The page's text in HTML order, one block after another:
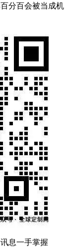
分百会被当成机
息一手掌握